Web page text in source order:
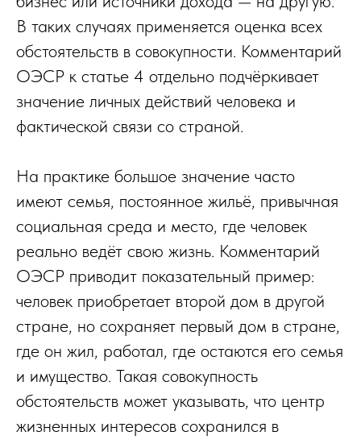
В таких случаях применяется оценка всех
обстоятельств в совокупности. Комментарий
ОЭСР к статье 4 отдельно подчёркивает
значение личных действий человека и
фактической связи со страной.
На практике большое значение часто
имеют семья, постоянное жильё, привычная
социальная среда и место, где человек
реально ведёт свою жизнь. Комментарий
ОЭСР приводит показательный пример:
человек приобретает второй дом в другой
стране, но сохраняет первый дом в стране,
где он жил, работал, где остаются его семья
и имущество. Такая совокупность
обстоятельств может указывать, что центр
жизненных интересов сохранился в